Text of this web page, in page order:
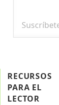
RECURSOS
PARA EL
LECTOR